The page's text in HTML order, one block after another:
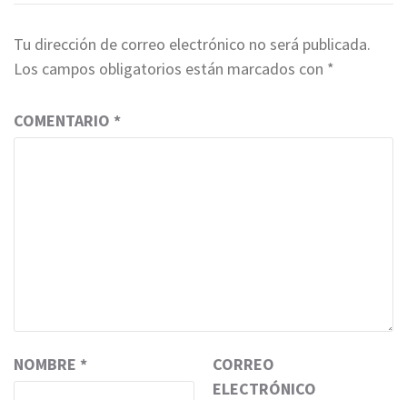
Tu dirección de correo electrónico no será publicada.
Los campos obligatorios están marcados con *
COMENTARIO *
NOMBRE *
CORREO
ELECTRÓNICO